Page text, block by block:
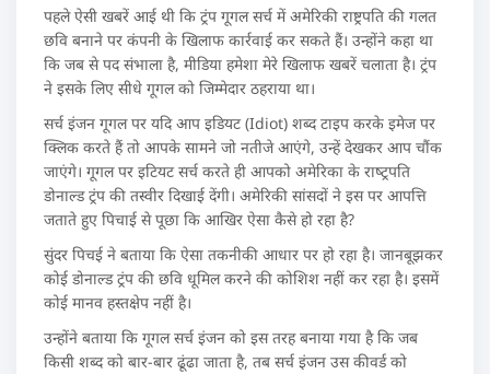
पहले ऐसी खबरें आई थी कि ट्रंप गूगल सर्च में अमेरिकी राष्ट्रपति की गलत
छवि बनाने पर कंपनी के खिलाफ कार्रवाई कर सकते हैं। उन्होंने कहा था
कि जब से पद संभाला है, मीडिया हमेशा मेरे खिलाफ खबरें चलाता है। ट्रंप
ने इसके लिए सीधे गूगल को जिम्मेदार ठहराया था।
सर्च इंजन गूगल पर यदि आप इडियट (Idiot) शब्‍द टाइप करके इमेज पर
क्लिक करते हैं तो आपके सामने जो नतीजे आएंगे, उन्‍हें देखकर आप चौंक
जाएंगे। गूगल पर इटियट सर्च करते ही आपको अमेरिका के राष्‍ट्रपति
डोनाल्‍ड ट्रंप की तस्‍वीर दिखाई देंगी। अमेरिकी सांसदों ने इस पर आपत्ति
जताते हुए पिचाई से पूछा कि आखिर ऐसा कैसे हो रहा है?
सुंदर पिचई ने बताया कि ऐसा तकनीकी आधार पर हो रहा है। जानबूझकर
कोई डोनाल्‍ड ट्रंप की छवि धूमिल करने की कोशिश नहीं कर रहा है। इसमें
कोई मानव हस्‍तक्षेप नहीं है।
उन्‍होंने बताया कि गूगल सर्च इंजन को इस तरह बनाया गया है कि जब
किसी शब्‍द को बार-बार ढूंढा जाता है, तब सर्च इंजन उस कीवर्ड को